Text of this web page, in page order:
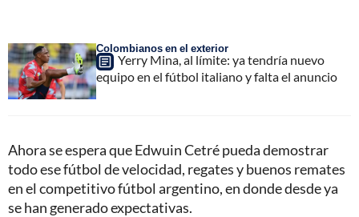
Colombianos en el exterior
Yerry Mina, al límite: ya tendría nuevo
equipo en el fútbol italiano y falta el anuncio
Ahora se espera que Edwuin Cetré pueda demostrar
todo ese fútbol de velocidad, regates y buenos remates
en el competitivo fútbol argentino, en donde desde ya
se han generado expectativas.